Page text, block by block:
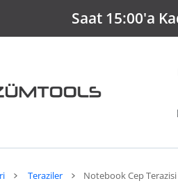
Saat 15:00'a
Teraziler Notebook Cep